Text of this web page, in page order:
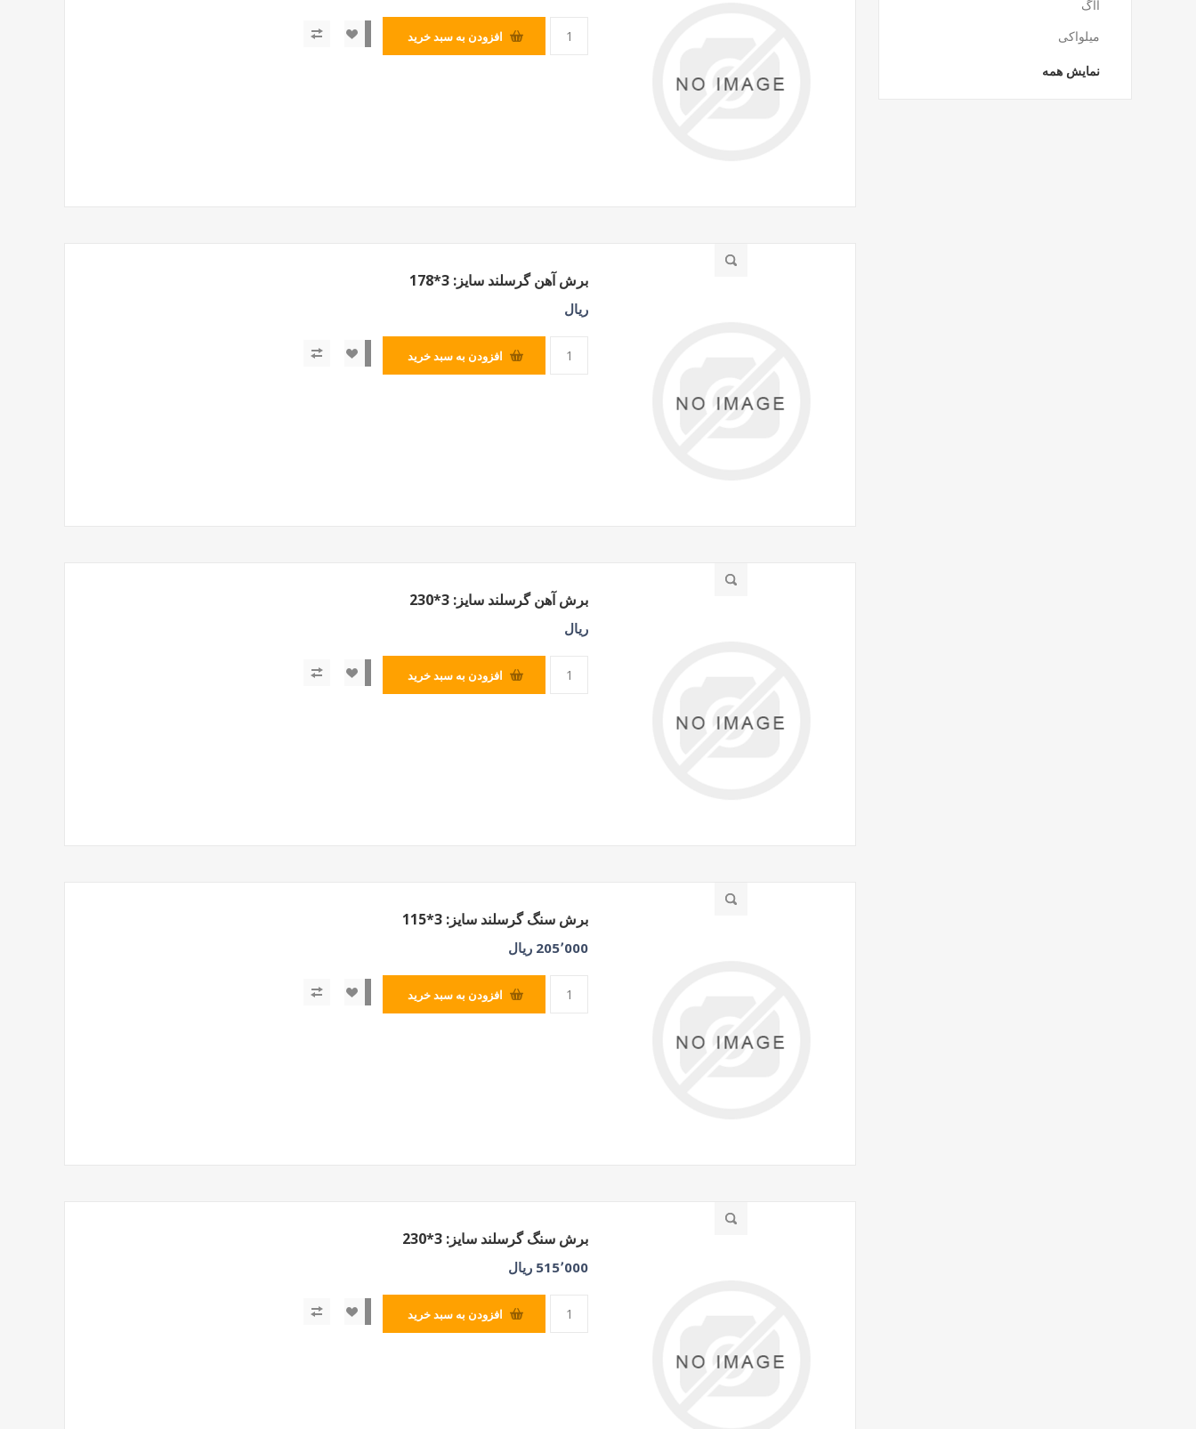
افزودن به سبد خرید
برش آهن گرسلند سایز: 3*178
ریال
افزودن به سبد خرید
برش آهن گرسلند سایز: 3*230
ریال
افزودن به سبد خرید
برش سنگ گرسلند سایز: 3*115
205٬000 ریال
افزودن به سبد خرید
برش سنگ گرسلند سایز: 3*230
515٬000 ریال
افزودن به سبد خرید
آاگ
میلواکی
نمایش همه